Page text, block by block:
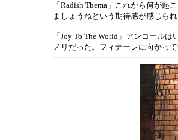
「Radish Thema」これから何が
ましょうねという期待感が感じら
「Joy To The World」アンコール
ノリだった。フィナーレに向かっ